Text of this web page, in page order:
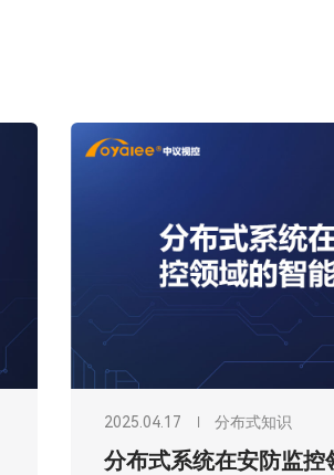
2025.04.17 分布式知识
分布式系统在安防监控